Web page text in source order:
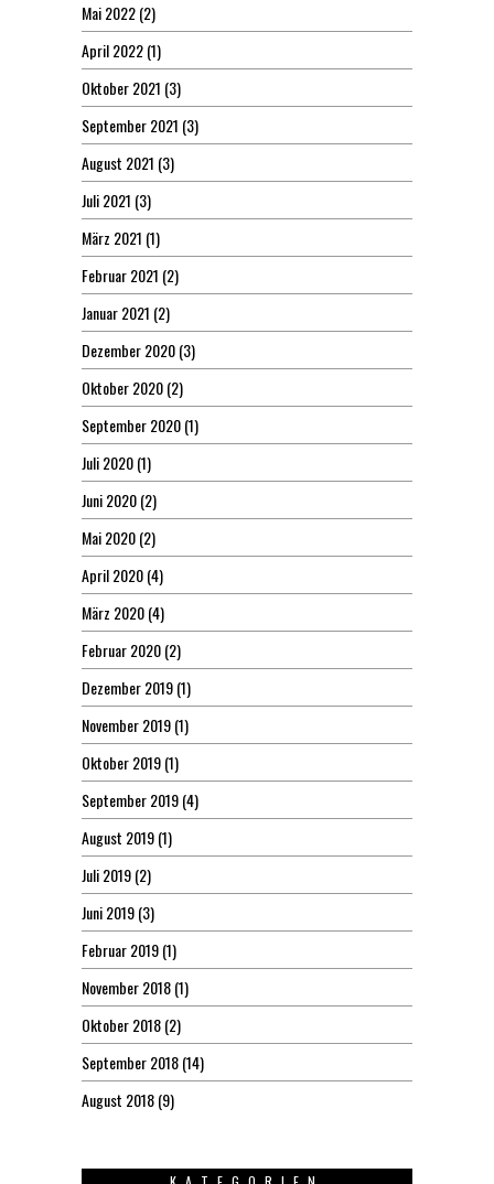
Mai 2022(2)
April 2022(1)
Oktober 2021 (3)
September 2021 (3)
August 2021 (3)
Juli 2021 (3)
März 2021 (1)
Februar 2021 (2)
Januar 2021 (2)
Dezember 2020(3)
Oktober 2020(2)
September 2020(1)
Juli 2020(1)
Juni 2020(2)
Mai 2020(2)
April 2020(4)
März 2020(4)
Februar 2020(2)
Dezember 2019(1)
November 2019(1)
Oktober 2019(1)
September 2019(4)
August 2019(1)
Juli 2019(2)
Juni 2019(3)
Februar 2019(1)
November 2018(1)
Oktober 2018(2)
September 2018(14)
August 2018(9)